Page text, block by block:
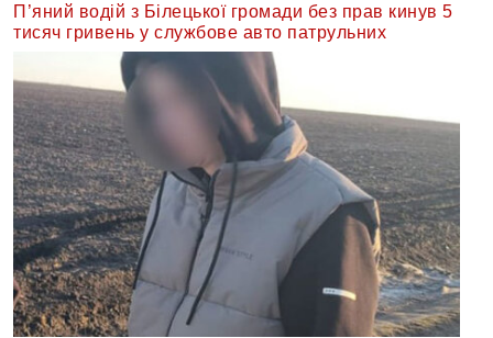
П’яний водій з Білецької громади без прав кинув 5
тисяч гривень у службове авто патрульних